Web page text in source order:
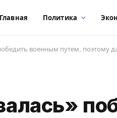
Главная Политика
военным путем, поэтому